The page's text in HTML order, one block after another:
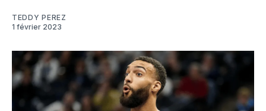
TEDDY PEREZ
1 février 2023